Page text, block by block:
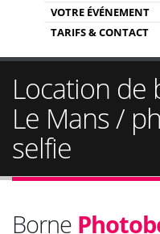
VOTRE ÉVÉNEMENT
TARIFS & CONTACT
Location de
Le Mans /
selfie
Borne